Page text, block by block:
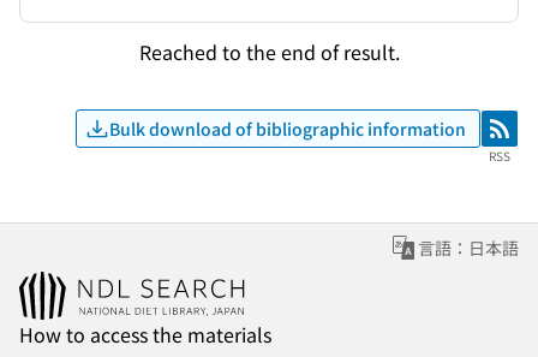
Reached to the end of result.
Bulk download of bibliographic information RSS
RSS
言語：日本語
How to access the materials